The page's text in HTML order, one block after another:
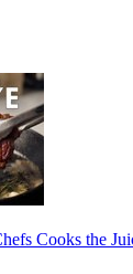
Cooks the